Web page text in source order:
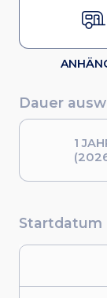
Dauer
1
Startdatum